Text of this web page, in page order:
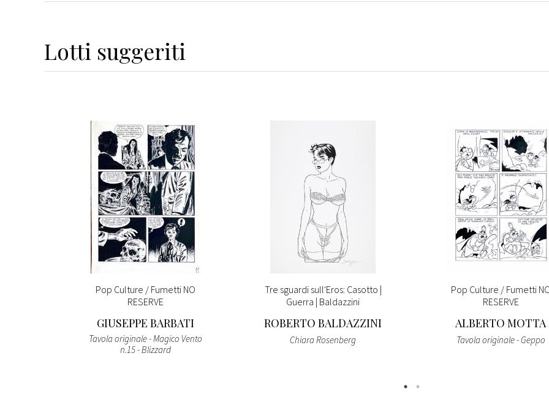
Lotti suggeriti
Pop Culture / Fumetti NO
RESERVE
GIUSEPPE BARBATI
Tavola originale - Magico Vento
n.15 - Blizzard
Tre sguardi sull'Eros: Casotto |
Guerra | Baldazzini
ROBERTO BALDAZZINI
Chiara Rosenberg
Pop Culture / Fumetti
RESERVE
ALBERTO MOTTA
Tavola originale - Geppo